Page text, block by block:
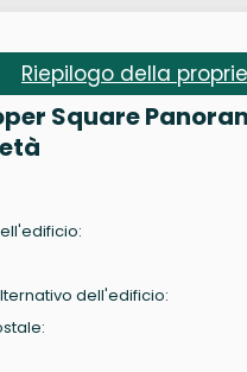
Riepilogo della
Square
dell'edificio: